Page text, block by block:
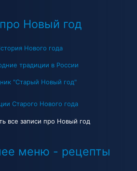
Новый год
Нового года
традиции в России
"Старый Новый год"
Старого Нового года
все записи про Новый год
меню - рецепты